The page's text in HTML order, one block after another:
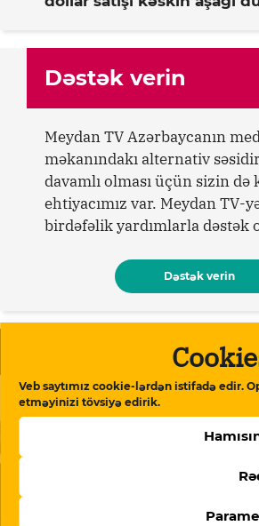
Veb saytımız cookie-lərdən istifadə edir.
etməyinizi tövsiyə edirik.
Dəstək verin
Meydan TV Azərbaycanın
məkanındakı alternativ
davamlı olması üçün sizin də
ehtiyacımız var. Meydan TV-
birdəfəlik yardımlarla dəstək
Dəstək verin
Oxşar məqalələr